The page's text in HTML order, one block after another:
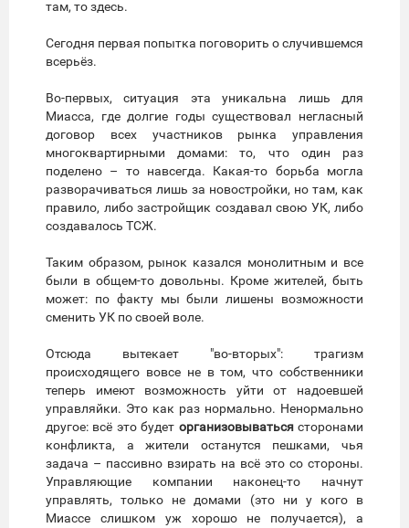
там, то здесь.
Сегодня первая попытка поговорить о случившемся
всерьёз.
Во-первых, ситуация эта уникальна лишь для
Миасса, где долгие годы существовал негласный
договор всех участников рынка управления
многоквартирными домами: то, что один раз
поделено – то навсегда. Какая-то борьба могла
разворачиваться лишь за новостройки, но там, как
правило, либо застройщик создавал свою УК, либо
создавалось ТСЖ.
Таким образом, рынок казался монолитным и все
были в общем-то довольны. Кроме жителей, быть
может: по факту мы были лишены возможности
сменить УК по своей воле.
Отсюда вытекает "во-вторых": трагизм
происходящего вовсе не в том, что собственники
теперь имеют возможность уйти от надоевшей
управляйки. Это как раз нормально. Ненормально
другое: всё это будет организовыватьсясторонами
конфликта, а жители останутся пешками, чья
задача – пассивно взирать на всё это со стороны.
Управляющие компании наконец-то начнут
управлять, только не домами (это ни у кого в
Миассе слишком уж хорошо не получается), а